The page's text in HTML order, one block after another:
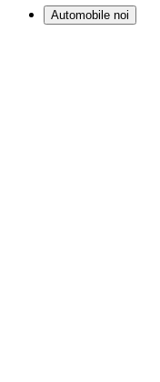
Automobile noi